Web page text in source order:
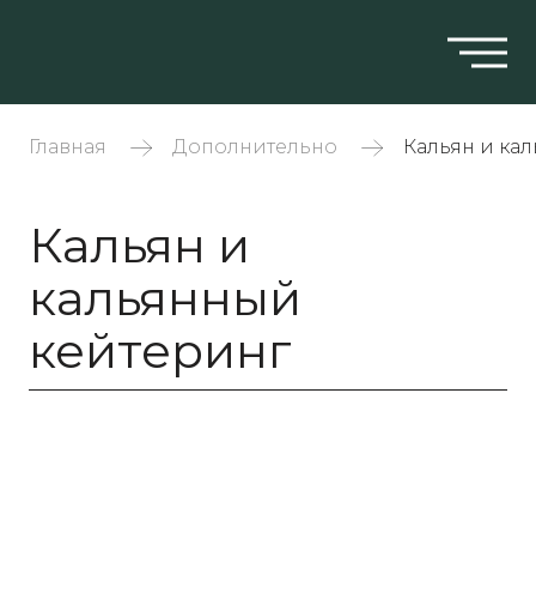
Главная Дополнительно Кальян и
Кальян и
кальянный
кейтеринг